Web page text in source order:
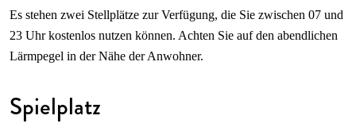
Es stehen zwei Stellplätze zur Verfügung, die Sie zwischen 07 und
23 Uhr kostenlos nutzen können. Achten Sie auf den abendlichen
Lärmpegel in der Nähe der Anwohner.
Spielplatz